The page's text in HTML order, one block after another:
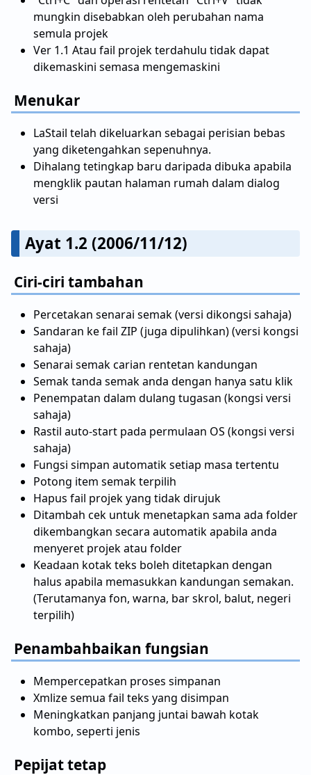
mungkin disebabkan oleh perubahan nama
semula projek
Ver 1.1 Atau fail projek terdahulu tidak dapat
dikemaskini semasa mengemaskini
Menukar
LaStail telah dikeluarkan sebagai perisian bebas
yang diketengahkan sepenuhnya.
Dihalang tetingkap baru daripada dibuka apabila
mengklik pautan halaman rumah dalam dialog
versi
Ayat 1.2 (2006/11/12)
Ciri-ciri tambahan
Percetakan senarai semak (versi dikongsi sahaja)
Sandaran ke fail ZIP (juga dipulihkan) (versi kongsi
sahaja)
Senarai semak carian rentetan kandungan
Semak tanda semak anda dengan hanya satu klik
Penempatan dalam dulang tugasan (kongsi versi
sahaja)
Rastil auto-start pada permulaan OS (kongsi versi
sahaja)
Fungsi simpan automatik setiap masa tertentu
Potong item semak terpilih
Hapus fail projek yang tidak dirujuk
Ditambah cek untuk menetapkan sama ada folder
dikembangkan secara automatik apabila anda
menyeret projek atau folder
Keadaan kotak teks boleh ditetapkan dengan
halus apabila memasukkan kandungan semakan.
(Terutamanya fon, warna, bar skrol, balut, negeri
terpilih)
Penambahbaikan fungsian
Mempercepatkan proses simpanan
Xmlize semua fail teks yang disimpan
Meningkatkan panjang juntai bawah kotak
kombo, seperti jenis
Pepijat tetap